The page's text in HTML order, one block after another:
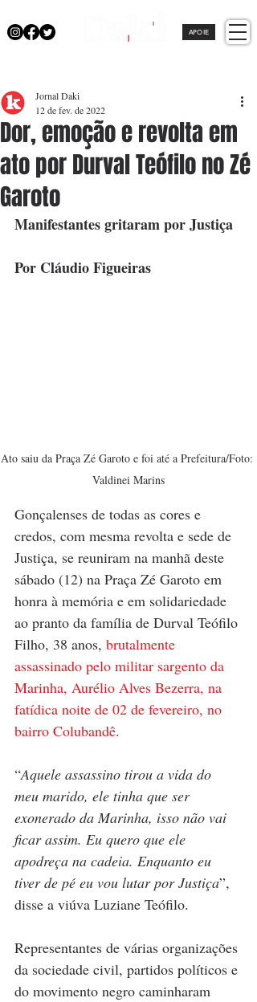
APOIE
Dor, emoção e revolta em
ato por Durval Teófilo no Zé
Garoto
Jornal Daki
12 de fev. de 2022
Manifestantes gritaram por Justiça
Por Cláudio Figueiras
Ato saiu da Praça Zé Garoto e foi até a Prefeitura/Foto:
Valdinei Marins
Gonçalenses de todas as cores e
credos, com mesma revolta e sede de
Justiça, se reuniram na manhã deste
sábado (12) na Praça Zé Garoto em
honra à memória e em solidariedade
ao pranto da família de Durval Teófilo
Filho, 38 anos, brutalmente
assassinado pelo militar sargento da
Marinha, Aurélio Alves Bezerra, na
fatídica noite de 02 de fevereiro, no
bairro Colubandê.
“Aquele assassino tirou a vida do
meu marido, ele tinha que ser
exonerado da Marinha, isso não vai
ficar assim. Eu quero que ele
apodreça na cadeia. Enquanto eu
tiver de pé eu vou lutar por Justiça”,
disse a viúva Luziane Teófilo.
Representantes de várias organizações
da sociedade civil, partidos políticos e
do movimento negro caminharam